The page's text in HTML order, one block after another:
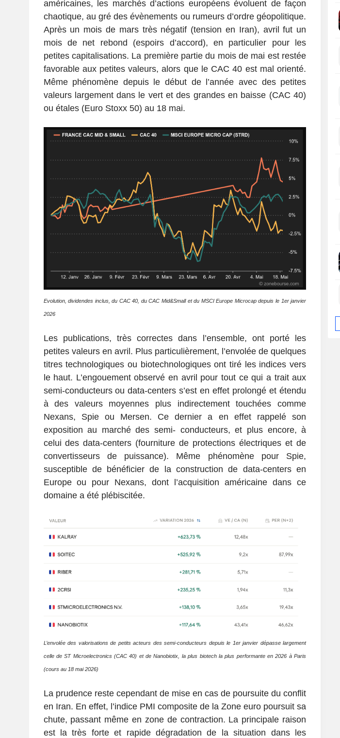
américaines, les marchés d’actions européens évoluent de façon
chaotique, au gré des évènements ou rumeurs d’ordre géopolitique.
Après un mois de mars très négatif (tension en Iran), avril fut un
mois de net rebond (espoirs d’accord), en particulier pour les
petites capitalisations. La première partie du mois de mai est restée
favorable aux petites valeurs, alors que le CAC 40 est mal orienté.
Même phénomène depuis le début de l’année avec des petites
valeurs largement dans le vert et des grandes en baisse (CAC 40)
ou étales (Euro Stoxx 50) au 18 mai.
Evolution, dividendes inclus, du CAC 40, du CAC Mid&Small et du MSCI Europe Microcap depuis le 1erjanvier
2026
Les publications, très correctes dans l’ensemble, ont porté les
petites valeurs en avril. Plus particulièrement, l’envolée de quelques
titres technologiques ou biotechnologiques ont tiré les indices vers
le haut. L’engouement observé en avril pour tout ce qui a trait aux
semi-conducteurs ou data-centers s’est en effet prolongé et étendu
à des valeurs moyennes plus indirectement touchées comme
Nexans, Spie ou Mersen. Ce dernier a en effet rappelé son
exposition au marché des semi- conducteurs, et plus encore, à
celui des data-centers (fourniture de protections électriques et de
convertisseurs de puissance). Même phénomène pour Spie,
susceptible de bénéficier de la construction de data-centers en
Europe ou pour Nexans, dont l’acquisition américaine dans ce
domaine a été plébiscitée.
L’envolée des valorisations de petits acteurs des semi-conducteurs depuis le 1erjanvier dépasse largement
celle de ST Microelectronics (CAC 40) et de Nanobiotix, la plus biotech la plus performante en 2026 à Paris
(cours au 18 mai 2026)
La prudence reste cependant de mise en cas de poursuite du conflit
en Iran. En effet, l’indice PMI composite de la Zone euro poursuit sa
chute, passant même en zone de contraction. La principale raison
est la très forte et rapide dégradation de la situation dans les